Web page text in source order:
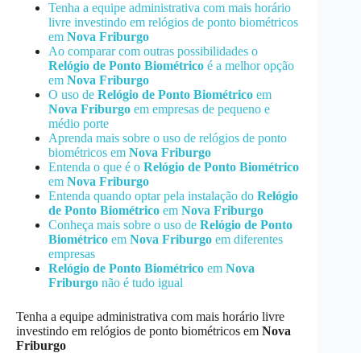
Tenha a equipe administrativa com mais horário
livre investindo em relógios de ponto biométricos
em Nova Friburgo
Ao comparar com outras possibilidades o
Relógio de Ponto Biométrico é a melhor opção
em Nova Friburgo
O uso de Relógio de Ponto Biométrico em
Nova Friburgo em empresas de pequeno e
médio porte
Aprenda mais sobre o uso de relógios de ponto
biométricos em Nova Friburgo
Entenda o que é o Relógio de Ponto Biométrico
em Nova Friburgo
Entenda quando optar pela instalação do Relógio
de Ponto Biométrico em Nova Friburgo
Conheça mais sobre o uso de Relógio de Ponto
Biométrico em Nova Friburgo em diferentes
empresas
Relógio de Ponto Biométrico em Nova
Friburgo não é tudo igual
Tenha a equipe administrativa com mais horário livre
investindo em relógios de ponto biométricos em Nova
Friburgo